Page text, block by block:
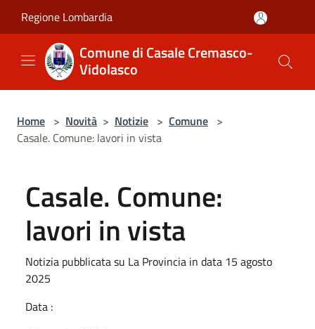
Regione Lombardia
Comune di Casale Cremasco-
Vidolasco
Home > Novità > Notizie > Comune >
Casale. Comune: lavori in vista
Casale. Comune:
lavori in vista
Notizia pubblicata su La Provincia in data 15 agosto
2025
Data :